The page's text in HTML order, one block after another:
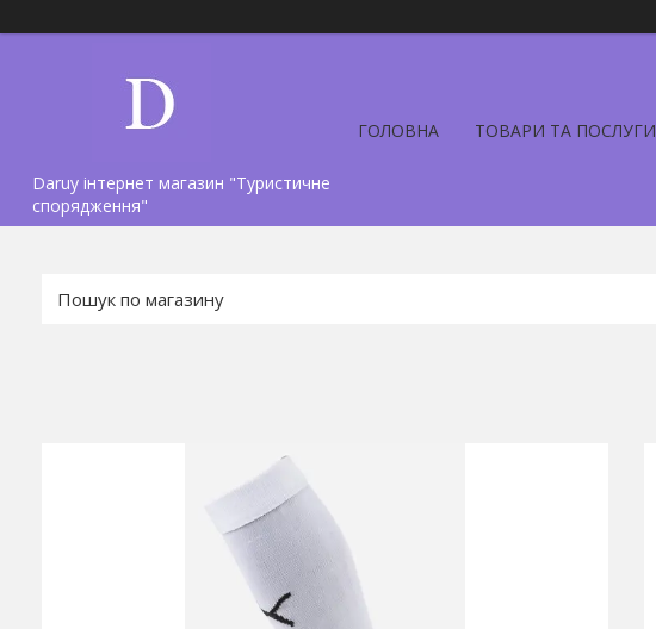
Daruy інтернет магазин "Туристичне
спорядження"
ГОЛОВНА ТОВАРИ ТА ПОСЛУГИ